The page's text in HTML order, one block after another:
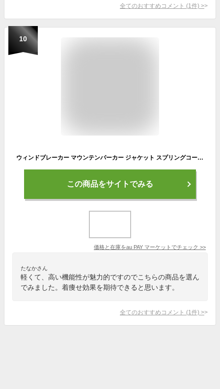
全てのおすすめコメント (1 件) >
10
ウィンドブレーカー マウンテンパーカー ジャケット スプリングコート レディース 春秋 おしゃれ 着痩せ ゆったり シルエットミディア
この商品をサイトでみる
価格と在庫をau PAY マーケット でチェック >>
たなかさん
軽くて、高い機能性が魅力的ですのでこちらの商品を選ん
でみました。着痩せ効果を期待できると思います。
全てのおすすめコメント (1 件) >